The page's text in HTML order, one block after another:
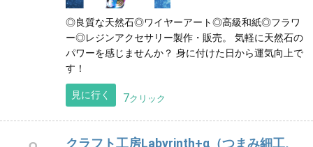
◎良質な天然石◎ワイヤーアート◎高級和紙◎フラワ
ー◎レジンアクセサリー製作・販売。 気軽に天然石の
パワーを感じませんか？ 身に付けた日から運気向上で
す！
見に行く 7クリック
クラフト工房Labyrinth+α（つまみ細工、